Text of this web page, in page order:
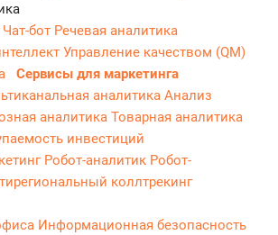
Чат-бот Речевая аналитика
Управление качеством (QM)
Сервисы для маркетинга
аналитика Анализ
аналитика Товарная аналитика
инвестиций
Робот-аналитик Робот-
коллтрекинг
Информационная безопасность